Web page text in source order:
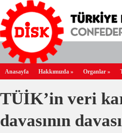
Anasayfa Hakkımızda » Organlar »
TÜİK’in veri
davasının